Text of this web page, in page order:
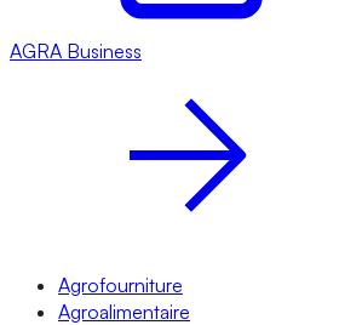
AGRA Business
Agrofourniture
Agroalimentaire